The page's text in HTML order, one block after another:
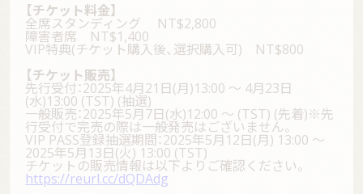
【チケット料金】
全席スタンディング NT$2,800
障害者席 NT$1,400
VIP特典(チケット購入後、選択購入可) NT$800
【チケット販売】
先行受付：2025年4月21日(月)13:00 〜 4月23日
(水)13:00 (TST) (抽選)
一般販売：2025年5月7日(水)12:00 〜 (TST) (先着)※先
行受付で完売の際は一般発売はございません。
VIP PASS登録抽選期間：2025年5月12日(月) 13:00 ～
2025年5月13日(火) 13:00 (TST)
チケットの販売情報は以下よりご確認ください。
https://reurl.cc/dQDAdg